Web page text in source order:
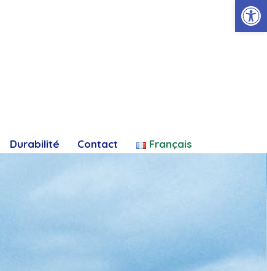
Ouvrir
Durabilité Contact Français